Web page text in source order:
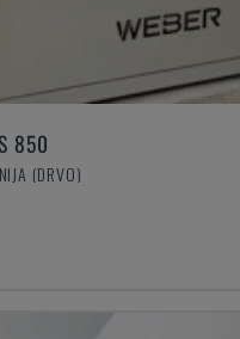
850
(DRVO)